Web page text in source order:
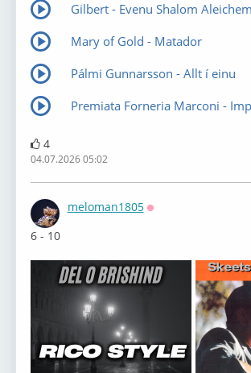
Gilbert - Evenu Shalom Aleichem
Mary of Gold - Matador
Pálmi Gunnarsson - Allt í einu
Premiata Forneria Marconi -
4
04.07.2026 05:02
meloman1805
6 - 10